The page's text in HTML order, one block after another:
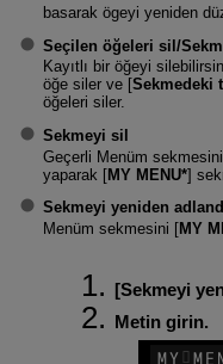
basarak ögeyi yeniden
Seçilen öğeleri sil /
Kayıtlı bir öğeyi
öğe siler ve [Sekmedeki
öğeleri siler.
Sekmeyi sil
Geçerli Menüm
yaparak [MY MENU*]
Sekmeyi yeniden
Menüm sekmesini [MY
[Sekmeyi
Metin girin.